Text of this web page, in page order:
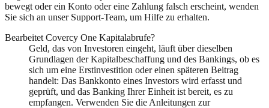
bewegt oder ein Konto oder eine Zahlung falsch erscheint, wenden
Sie sich an unser Support-Team, um Hilfe zu erhalten.
Bearbeitet Covercy One Kapitalabrufe?
Geld, das von Investoren eingeht, läuft über dieselben
Grundlagen der Kapitalbeschaffung und des Bankings, ob es
sich um eine Erstinvestition oder einen späteren Beitrag
handelt: Das Bankkonto eines Investors wird erfasst und
geprüft, und das Banking Ihrer Einheit ist bereit, es zu
empfangen. Verwenden Sie die Anleitungen zur